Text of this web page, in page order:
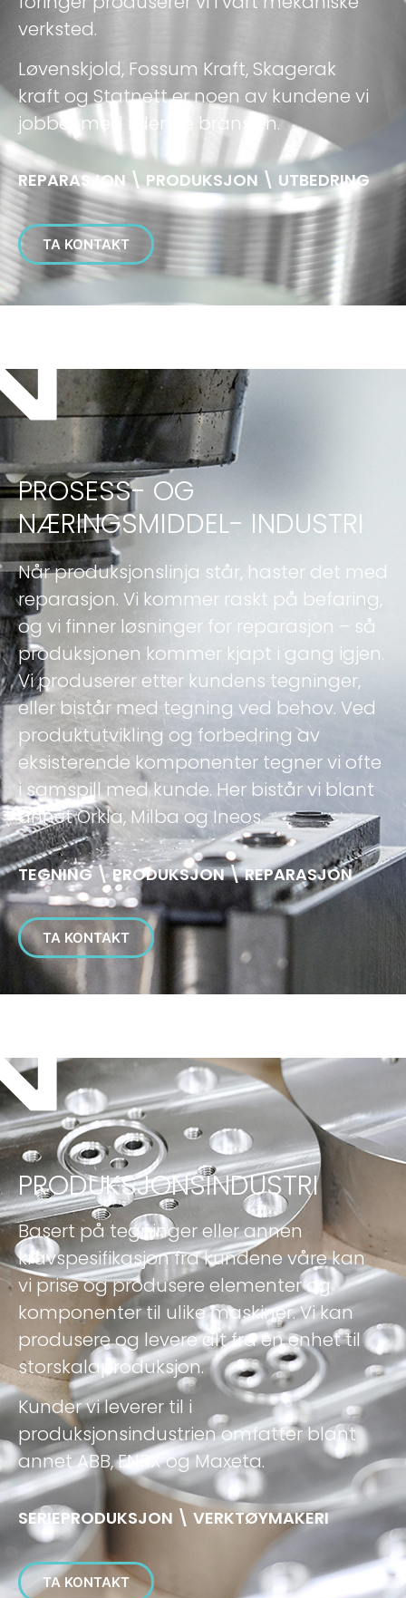
verksted.
Løvenskjold, Fossum Kraft, Skagerak
kraft og Statnett er noen av kundene vi
jobber med i denne bransjen.
REPARASJON \ PRODUKSJON \ UTBEDRING
TA KONTAKT
PROSESS- OG
NÆRINGSMIDDEL- INDUSTRI
Når produksjonslinja står, haster det med
reparasjon. Vi kommer raskt på befaring,
og vi finner løsninger for reparasjon – så
produksjonen kommer kjapt i gang igjen.
Vi produserer etter kundens tegninger,
eller bistår med tegning ved behov. Ved
produktutvikling og forbedring av
eksisterende komponenter tegner vi ofte
i samspill med kunde. Her bistår vi blant
annet Orkla, Milba og Ineos.
TEGNING \ PRODUKSJON \ REPARASJON
TA KONTAKT
PRODUKSJONSINDUSTRI
Basert på tegninger eller annen
kravspesifikasjon fra kundene våre kan
vi prise og produsere elementer og
komponenter til ulike maskiner. Vi kan
produsere og levere alt fra én enhet til
storskalaproduksjon.
Kunder vi leverer til i
produksjonsindustrien omfatter blant
annet ABB, ENRX og Maxeta.
SERIEPRODUKSJON \ VERKTØYMAKERI
TA KONTAKT